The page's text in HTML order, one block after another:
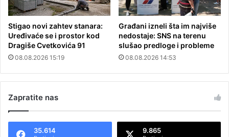
Stigao novi zahtev stanara:
Uređivaće se i prostor kod
Dragiše Cvetkovića 91
08.08.2026 15:19
Građani izneli šta im najviše
nedostaje: SNS na terenu
slušao predloge i probleme
08.08.2026 14:53
Zapratite nas
35.614 9.865